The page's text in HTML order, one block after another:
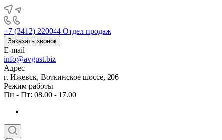
+7 (3412) 220044 Отдел продаж
Заказать звонок
E-mail
info@avgust.biz
Адрес
г. Ижевск, Воткинское шоссе, 206
Режим работы
Пн - Пт: 08.00 - 17.00